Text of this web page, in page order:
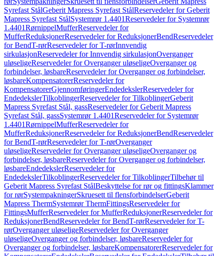
Syrefast StålGeberit Mapress Syrefast StålReservedeler for Geberit
Mapress Syrefast StålSystemrør 1.4401Reservedeler for Systemrør
1.4401RørnippelMufferReservedeler for
MufferReduksjonerReservedeler for ReduksjonerBendReservedeler
for BendT-rørReservedeler for T-rørInnvendig
sirkulasjonReservedeler for Innvendig sirkulasjonOverganger
uløseligeReservedeler for Overganger uløseligeOverganger og
forbindelser, løsbareReservedeler for Overganger og forbindelser,
løsbareKompensatorerReservedeler for
KompensatorerGjennomføringerEndedekslerReservedeler for
EndedekslerTilkoblingerReservedeler for TilkoblingerGeberit
Mapress Syrefast Stål, gassReservedeler for Geberit Mapress
Syrefast Stål, gassSystemrør 1.4401Reservedeler for Systemrør
1.4401RørnippelMufferReservedeler for
MufferReduksjonerReservedeler for ReduksjonerBendReservedeler
for BendT-rørReservedeler for T-rørOverganger
uløseligeReservedeler for Overganger uløseligeOverganger og
forbindelser, løsbareReservedeler for Overganger og forbindelser,
løsbareEndedekslerReservedeler for
EndedekslerTilkoblingerReservedeler for TilkoblingerTilbehør til
Geberit Mapress Syrefast StålBeskyttelse for rør og fittingsKlammer
for rørSystempakningerSkruesett til flensforbindelserGeberit
Mapress ThermSystemrør ThermFittingsReservedeler for
FittingsMufferReservedeler for MufferReduksjonerReservedeler for
ReduksjonerBendReservedeler for BendT-rørReservedeler for T-
rørOverganger uløseligeReservedeler for Overganger
uløseligeOverganger og forbindelser, løsbareReservedeler for
Overganger og forbindelser, løsbareKompensatorerReservedeler for